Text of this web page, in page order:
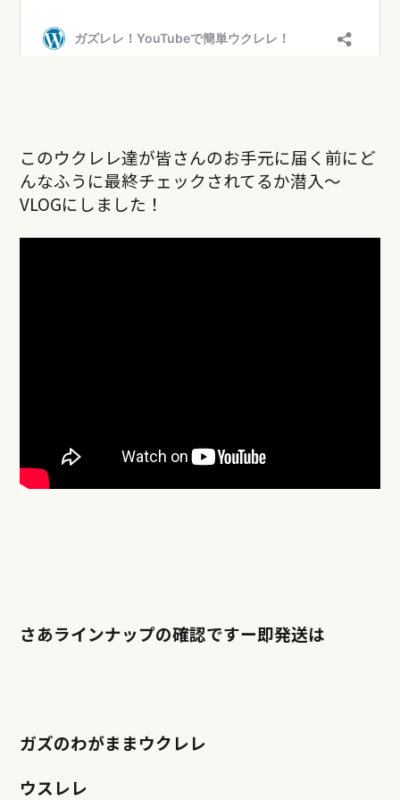
このウクレレ達が皆さんのお手元に届く前にど
んなふうに最終チェックされてるか潜入〜
VLOGにしました！
さあラインナップの確認ですー即発送は
ガズのわがままウクレレ
ウスレレ